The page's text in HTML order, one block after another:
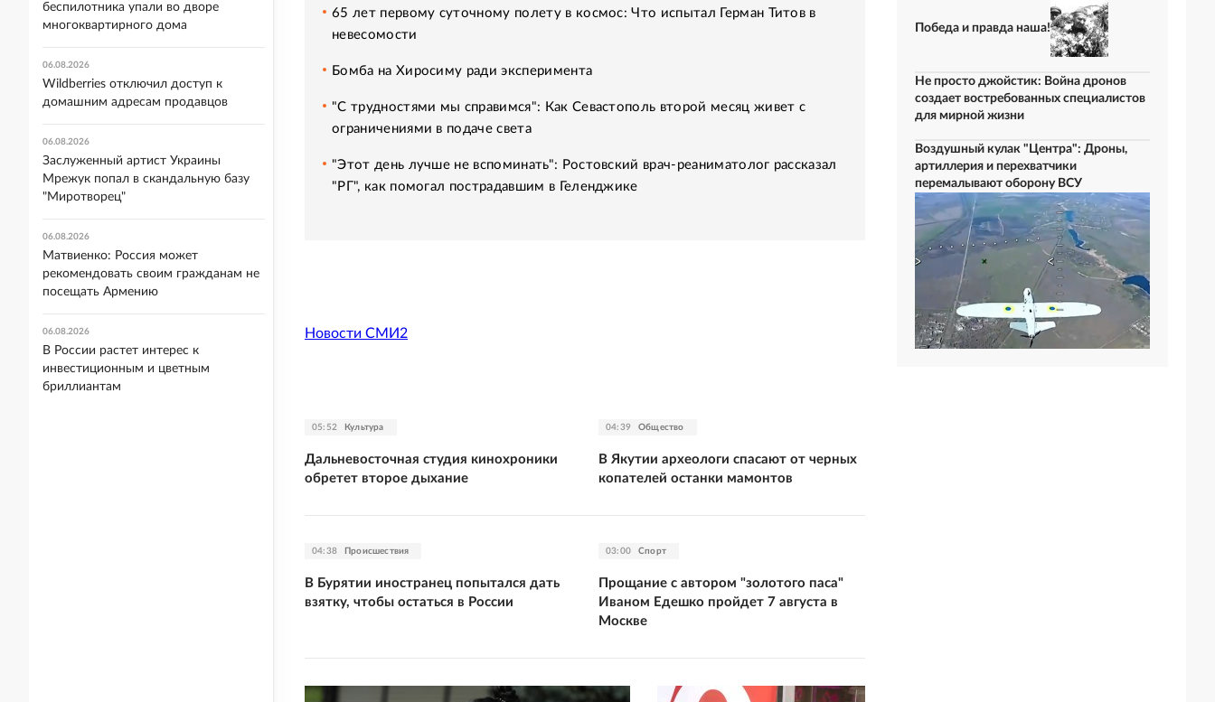
65 лет первому суточному полету в космос: Что испытал Герман Титов в
невесомости
Бомба на Хиросиму ради эксперимента
"С трудностями мы справимся": Как Севастополь второй месяц живет с
ограничениями в подаче света
"Этот день лучше не вспоминать": Ростовский врач-реаниматолог рассказал
"РГ", как помогал пострадавшим в Геленджике
Новости СМИ2
05:52 Культура
Дальневосточная студия кинохроники
обретет второе дыхание
04:39 Общество
В Якутии археологи спасают от черных
копателей останки мамонтов
04:38 Происшествия
В Бурятии иностранец попытался дать
взятку, чтобы остаться в России
03:00 Спорт
Прощание с автором "золотого паса"
Иваном Едешко пройдет 7 августа в
Москве
Победа и правда наша!
Не просто джойстик: Война дронов
создает востребованных специалистов
для мирной жизни
Воздушный кулак "Центра": Дроны,
артиллерия и перехватчики
перемалывают оборону ВСУ
беспилотника упали во дворе
многоквартирного дома
06.08.2026
Wildberries отключил доступ к
домашним адресам продавцов
06.08.2026
Заслуженный артист Украины
Мрежук попал в скандальную базу
"Миротворец"
06.08.2026
Матвиенко: Россия может
рекомендовать своим гражданам не
посещать Армению
06.08.2026
В России растет интерес к
инвестиционным и цветным
бриллиантам